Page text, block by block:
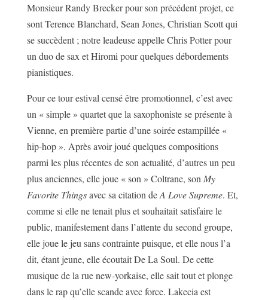
Monsieur Randy Brecker pour son précédent projet, ce
sont Terence Blanchard, Sean Jones, Christian Scott qui
se succèdent ; notre leadeuse appelle Chris Potter pour
un duo de sax et Hiromi pour quelques débordements
pianistiques.
Pour ce tour estival censé être promotionnel, c’est avec
un « simple » quartet que la saxophoniste se présente à
Vienne, en première partie d’une soirée estampillée «
hip-hop ». Après avoir joué quelques compositions
parmi les plus récentes de son actualité, d’autres un peu
plus anciennes, elle joue « son » Coltrane, son My
Favorite Thingsavec sa citation deA Love Supreme. Et,
comme si elle ne tenait plus et souhaitait satisfaire le
public, manifestement dans l’attente du second groupe,
elle joue le jeu sans contrainte puisque, et elle nous l’a
dit, étant jeune, elle écoutait De La Soul. De cette
musique de la rue new-yorkaise, elle sait tout et plonge
dans le rap qu’elle scande avec force. Lakecia est